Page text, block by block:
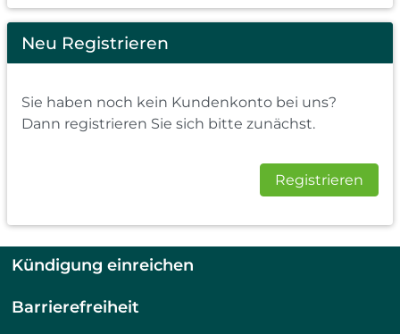
Neu Registrieren
Sie haben noch kein Kundenkonto bei uns?
Dann registrieren Sie sich bitte zunächst.
Registrieren
Kündigung einreichen
Barrierefreiheit